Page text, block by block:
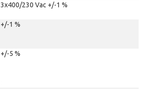
3x400/230 Vac +/-1 %
+/-1 %
+/-5 %